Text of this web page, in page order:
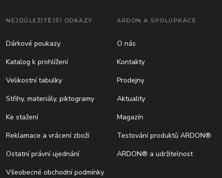
NEJDŮLEŽITĚJŠÍ ODKAZY
Dárkové poukazy
Katalog k prohlížení
Velikostní tabulky
Střihy, materiály, piktogramy
Ke stažení
Reklamace a vrácení zboží
Ostatní právní ujednání
Všeobecné obchodní podmínky
ARDON A SPOLUPRÁCE
O nás
Kontakty
Prodejny
Aktuality
Magazín
Testování produktů ARDON®
ARDON® a udržitelnost